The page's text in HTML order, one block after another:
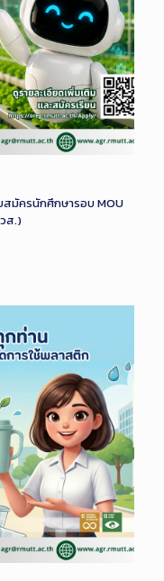
สมัครนักศึกษารอบ MOU
ส.)